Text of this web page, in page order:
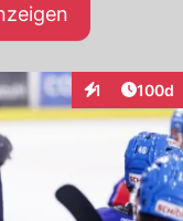
1
Interaktionen
100d